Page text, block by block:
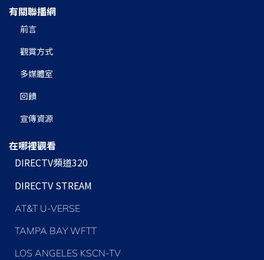
有關聯播網
前言
觀賞方式
多媒體室
回饋
宣傳資源
在哪裡觀看
DIRECTV頻道320
DIRECTV STREAM
AT&T U-VERSE
TAMPA BAY WFTT
LOS ANGELES KSCN-TV